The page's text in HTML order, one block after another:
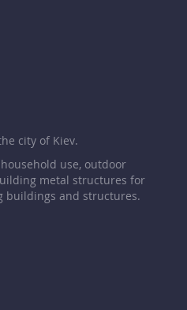
city of Kiev.
use, outdoor
metal structures for
buildings and structures.